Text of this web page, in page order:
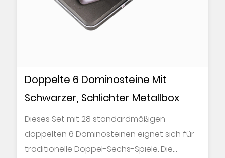
Doppelte 6 Dominosteine Mit
Schwarzer, Schlichter Metallbox
Dieses Set mit 28 standardmäßigen
doppelten 6 Dominosteinen eignet sich für
traditionelle Doppel-Sechs-Spiele. Die